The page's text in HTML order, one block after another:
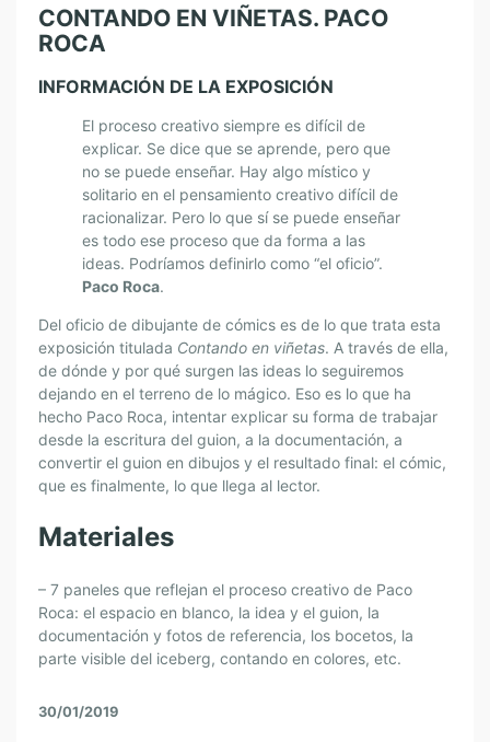
CONTANDO EN VIÑETAS. PACO
ROCA
INFORMACIÓN DE LA EXPOSICIÓN
El proceso creativo siempre es difícil de
explicar. Se dice que se aprende, pero que
no se puede enseñar. Hay algo místico y
solitario en el pensamiento creativo difícil de
racionalizar. Pero lo que sí se puede enseñar
es todo ese proceso que da forma a las
ideas. Podríamos definirlo como “el oficio”.
Paco Roca.
Del oficio de dibujante de cómics es de lo que trata esta
exposición titulada Contando en viñetas. A través de ella,
de dónde y por qué surgen las ideas lo seguiremos
dejando en el terreno de lo mágico. Eso es lo que ha
hecho Paco Roca, intentar explicar su forma de trabajar
desde la escritura del guion, a la documentación, a
convertir el guion en dibujos y el resultado final: el cómic,
que es finalmente, lo que llega al lector.
Materiales
– 7 paneles que reflejan el proceso creativo de Paco
Roca: el espacio en blanco, la idea y el guion, la
documentación y fotos de referencia, los bocetos, la
parte visible del iceberg, contando en colores, etc.
30/01/2019